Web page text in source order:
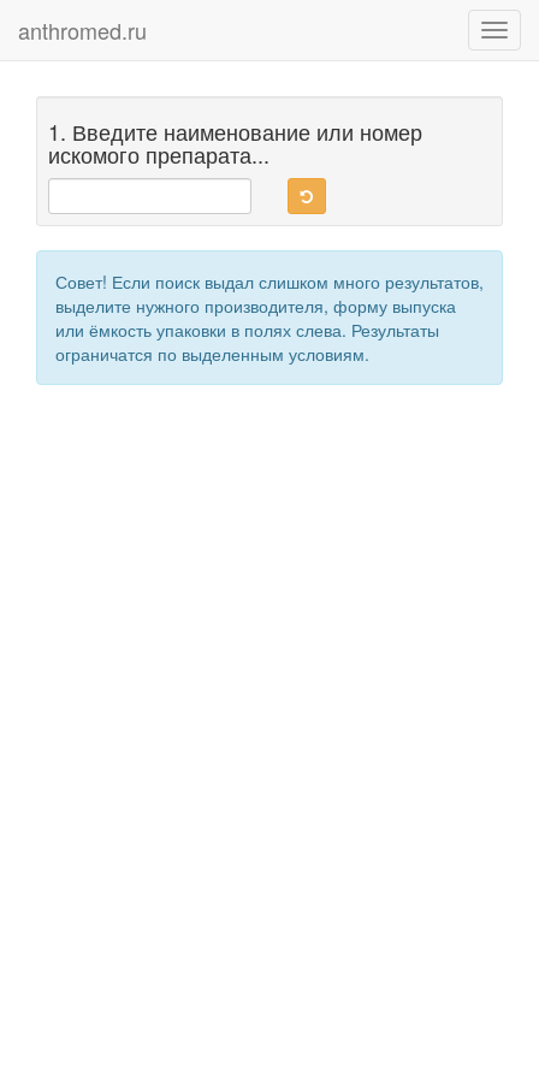
anthromed.ru
1. Введите наименование или номер
искомого препарата...
Совет! Если поиск выдал слишком много результатов,
выделите нужного производителя, форму выпуска
или ёмкость упаковки в полях слева. Результаты
ограничатся по выделенным условиям.